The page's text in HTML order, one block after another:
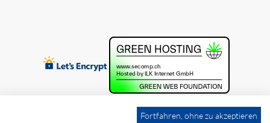
Fortfahren, ohne zu akzeptieren